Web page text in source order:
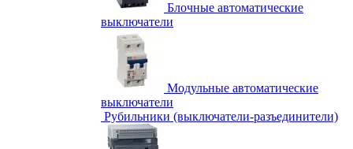
Блочные автоматические
выключатели
Модульные автоматические
выключатели
Рубильники (выключатели-разъединители)